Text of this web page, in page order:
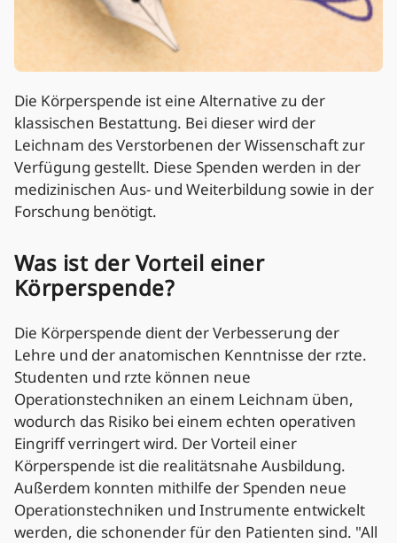
Die Körperspende ist eine Alternative zu der
klassischen Bestattung. Bei dieser wird der
Leichnam des Verstorbenen der Wissenschaft zur
Verfügung gestellt. Diese Spenden werden in der
medizinischen Aus- und Weiterbildung sowie in der
Forschung benötigt.
Was ist der Vorteil einer
Körperspende?
Die Körperspende dient der Verbesserung der
Lehre und der anatomischen Kenntnisse der rzte.
Studenten und rzte können neue
Operationstechniken an einem Leichnam üben,
wodurch das Risiko bei einem echten operativen
Eingriff verringert wird. Der Vorteil einer
Körperspende ist die realitätsnahe Ausbildung.
Außerdem konnten mithilfe der Spenden neue
Operationstechniken und Instrumente entwickelt
werden, die schonender für den Patienten sind. "All